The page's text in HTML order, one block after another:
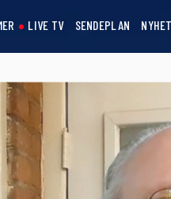
LIVE TV SENDEPLAN